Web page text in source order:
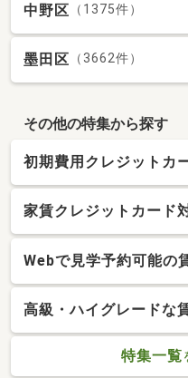
中野区 （1375件）
墨田区 （3662件）
その他の特集から探す
初期費用クレジットカ
家賃クレジットカード
Webで見学予約可能の
高級・ハイグレードな
特集一覧